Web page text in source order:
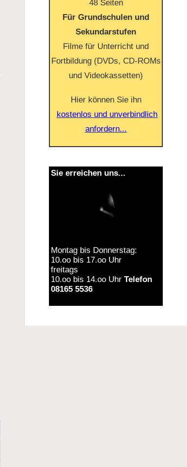
48 Seiten
Für Grundschulen und
Sekundarstufen
Filme für Unterricht und
Fortbildung (DVDs, CD-ROMs
und Videokassetten)
Hier können Sie ihn
kostenlos und unverbindlich
anfordern...
Sie erreichen uns...
Montag bis Donnerstag:
10.oo bis 17.oo Uhr
freitags
10.oo bis 14.oo Uhr Telefon
08165 5536